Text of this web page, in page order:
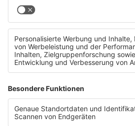
um 13:00 Uhr MEZ, laut
Gewinnerkommentar.
8.) Der Rechtsweg ist
Barablöse möglich. Klarstellung:
Electronica Center“ (Ars-
4040 Linz) verlost.